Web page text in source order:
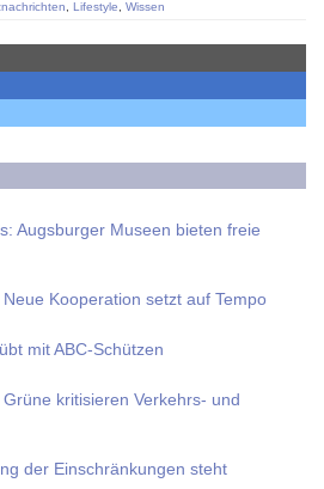
Lifestyle Wissen
Augsburger Museen bieten freie
Kooperation setzt auf Tempo
mit ABC-Schüt­zen
kritisieren Verkehrs- und
der Einschränkungen steht